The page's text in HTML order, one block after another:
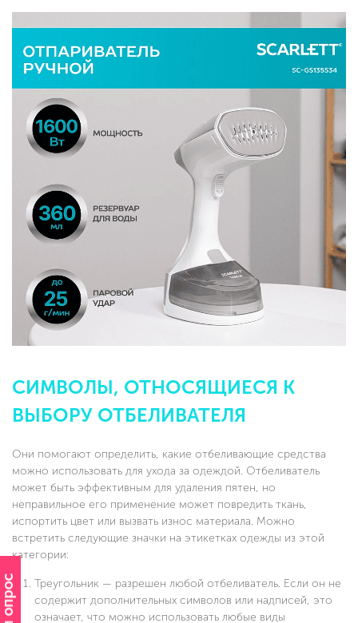
СИМВОЛЫ, ОТНОСЯЩИЕСЯ К
ВЫБОРУ ОТБЕЛИВАТЕЛЯ
Они помогают определить, какие отбеливающие средства
можно использовать для ухода за одеждой. Отбеливатель
может быть эффективным для удаления пятен, но
неправильное его применение может повредить ткань,
испортить цвет или вызвать износ материала. Можно
встретить следующие значки на этикетках одежды из этой
категории:
Треугольник — разрешен любой отбеливатель. Если он не
содержит дополнительных символов или надписей, это
означает, что можно использовать любые виды